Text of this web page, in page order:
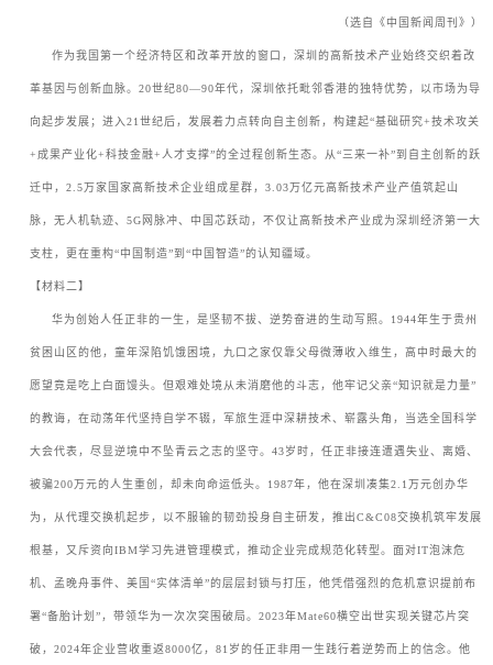
（选自《中国新闻周刊》）
ㅤㅤ作为我国第一个经济特区和改革开放的窗口，深圳的高新技术产业始终交织着改
革基因与创新血脉。20世纪80—90年代，深圳依托毗邻香港的独特优势，以市场为导
向起步发展；进入21世纪后，发展着力点转向自主创新，构建起“基础研究+技术攻关
+ 成果产业化+科技金融+ 人才支撑”的全过程创新生态。从“三来一补”到自主创新的跃
迁中，2.5万家国家高新技术企业组成星群，3.03万亿元高新技术产业产值筑起山
脉，无人机轨迹、5G 网脉冲、中国芯跃动，不仅让高新技术产业成为深圳经济第一大
支柱，更在重构“中国制造”到“中国智造”的认知疆域。
【材料二】
ㅤㅤ华为创始人任正非的一生，是坚韧不拔、逆势奋进的生动写照。 1944年生于贵州
贫困山区的他，童年深陷饥饿困境，九口之家仅靠父母微薄收入维生，高中时最大的
愿望竟是吃上白面馒头。但艰难处境从未消磨他的斗志，他牢记父亲“知识就是力量”
的教诲，在动荡年代坚持自学不辍，军旅生涯中深耕技术、崭露头角，当选全国科学
大会代表，尽显逆境中不坠青云之志的坚守。43岁时，任正非接连遭遇失业、离婚、
被骗200万元的人生重创，却未向命运低头。 1987年，他在深圳凑集2.1万元创办华
为，从代理交换机起步，以不服输的韧劲投身自主研发，推出C&C08交换机筑牢发展
根基，又斥资向IBM学习先进管理模式，推动企业完成规范化转型。面对IT泡沫危
机、孟晚舟事件、美国“实体清单”的层层封锁与打压，他凭借强烈的危机意识提前布
署“备胎计划”，带领华为一次次突围破局。2023年Mate60横空出世实现关键芯片突
破，2024年企业营收重返8000亿，81 岁的任正非用一生践行着逆势而上的信念。他